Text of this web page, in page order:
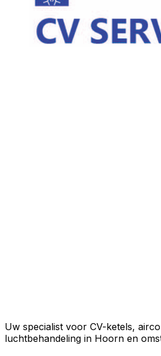
Uw specialist voor CV-ketels,
luchtbehandeling in Hoorn en